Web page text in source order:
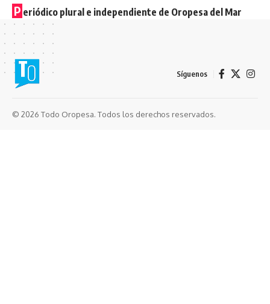
P eriódico plural e independiente de Oropesa del Mar
Síguenos
© 2026 Todo Oropesa. Todos los derechos reservados.